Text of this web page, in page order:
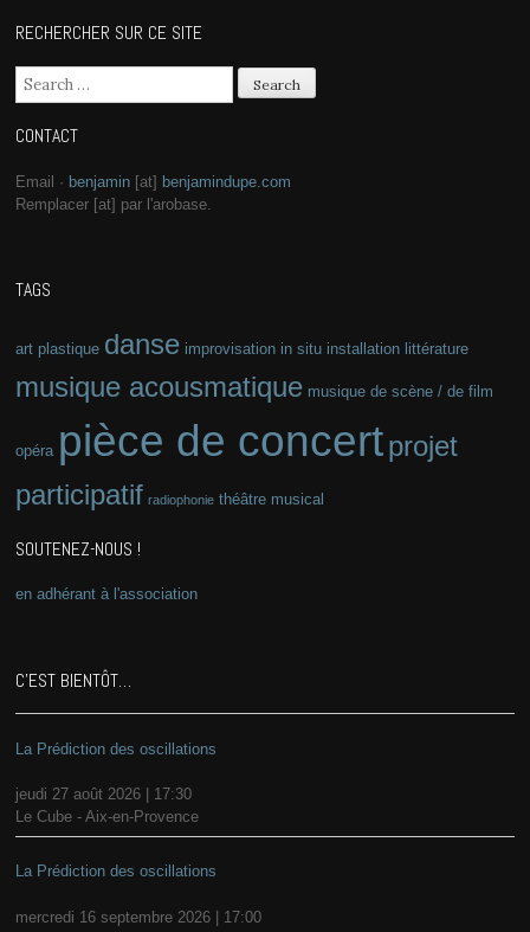
RECHERCHER SUR CE SITE
Search for:
CONTACT
Email · benjamin [at] benjamindupe.com
Remplacer [at] par l'arobase.
TAGS
art plastique danse improvisation in situ installation littérature
musique acousmatique musique de scène / de film
opéra pièce de concertprojet
participatif radiophonie théâtre musical
SOUTENEZ-NOUS !
en adhérant à l'association
C’EST BIENTÔT…
La Prédiction des oscillations
jeudi 27 août 2026 | 17:30
Le Cube - Aix-en-Provence
La Prédiction des oscillations
mercredi 16 septembre 2026 | 17:00